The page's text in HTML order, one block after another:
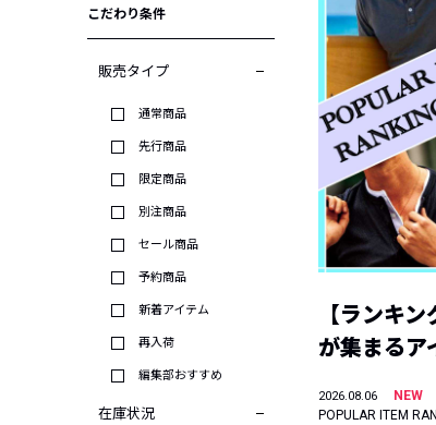
こだわり条件
販売タイプ
通常商品
先行商品
限定商品
別注商品
セール商品
予約商品
新着アイテム
再入荷
編集部おすすめ
在庫状況
【ランキ
が集まるア
2026.08.06
NEW
POPULAR ITEM